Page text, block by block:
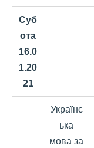
Суб
ота
16.0
1.20
21
Українс
ька
мова за